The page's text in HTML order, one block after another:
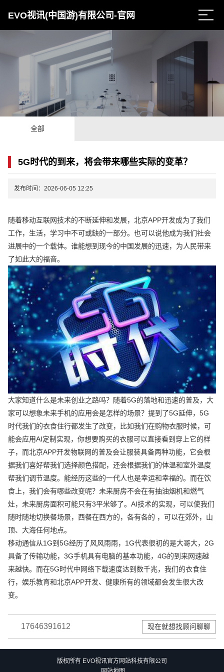
EVO视讯(中国游)有限公司-官网
全部
5G时代的到来，将会带来哪些实际的变革？
发布时间：2026-06-05 12:25
随着移动互联网技术的不断延伸和发展，北京APP开发成为了我们
工作，生活，学习中不可或缺的一部分。也可以说他成为我们社会
进展中的一个载体。谁能想到现今的中国发展的迅速，为人民带来
了如此大的福音。
大家知道什么是未来创业之路吗？随着5G的落地和迅速的普及，大
家可以想象未来手机的应用会是怎样的场景？提到了5G延伸，5G
时代我们的衣食住行都发生了改变，比如我们在购物衣服时候，可
能会应用AI定制实现，你想要购买的衣服可以直接看到穿上它的样
子，而北京APP开发物联网的普及会让服装具备两种功能，它会根
据我们喜好帮我们选择颜色搭配，还会根据我们的体温和室外温度
帮我们调节温度。能经历这些的一代人也是幸运和幸福的。而在饮
食上，我们会有哪些改变呢？未来厨房不会在有抽油烟机和燃气
灶，未来厨房面积可能只有3平米够了。AI技术的实现，可以使我们
随时随地切换餐场景，西餐在西方的，各有各的 ，可以在郊外，山
顶、大海任何地点。
移动通信从1G到5G经历了风风雨雨，1G代表很初的是大哥大，2G
具备了传输功能，3G手机具有电脑的基本功能，4G的到来网速越
来越快。而在5G时代中网络下载速度达到数千兆，我们的衣食住
行，娱乐教育和北京APP开发、健康所有的领域都会发生很大改
变。
17646391612 现在就想找顾问聊聊
版权所有 EVO视讯官方网站科技有限公司